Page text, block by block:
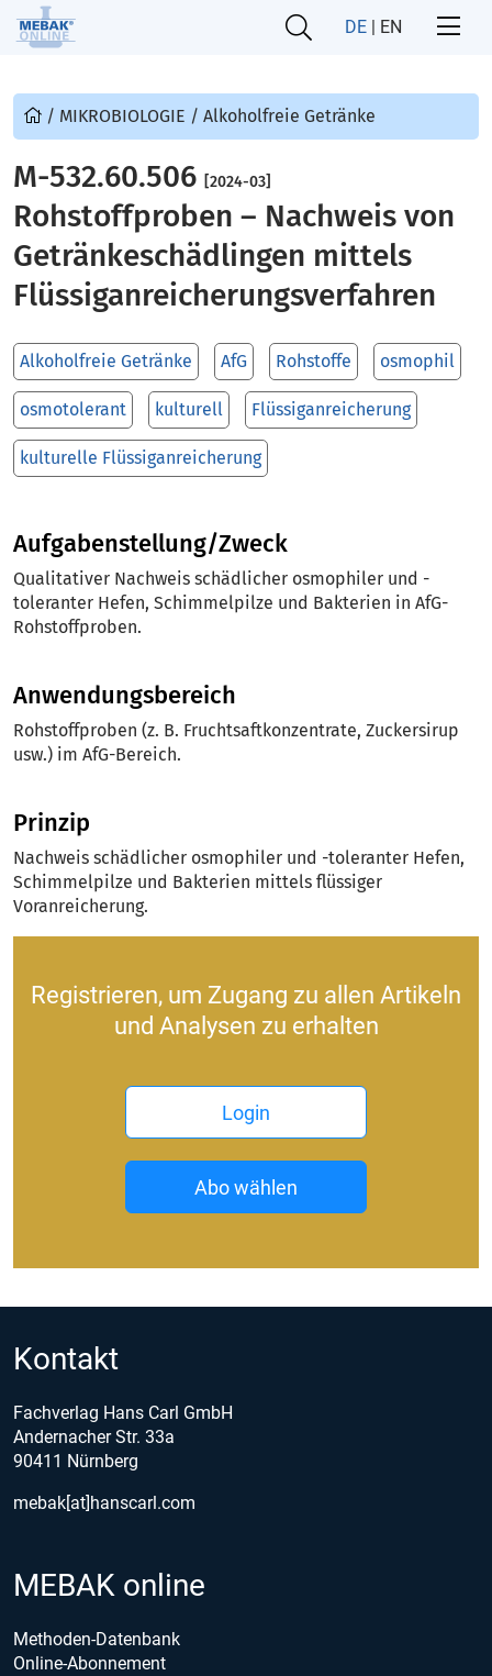
DE | EN
/ MIKROBIOLOGIE / Alkoholfreie Getränke
M-532.60.506 [2024-03]
Rohstoffproben – Nachweis von
Getränkeschädlingen mittels
Flüssiganreicherungsverfahren
Alkoholfreie Getränke AfG Rohstoffe osmophil
osmotolerant kulturell Flüssiganreicherung
kulturelle Flüssiganreicherung
Aufgabenstellung/Zweck
Qualitativer Nachweis schädlicher osmophiler und -
toleranter Hefen, Schimmelpilze und Bakterien in AfG-
Rohstoffproben.
Anwendungsbereich
Rohstoffproben (z. B. Fruchtsaftkonzentrate, Zuckersirup
usw.) im AfG-Bereich.
Prinzip
Nachweis schädlicher osmophiler und -toleranter Hefen,
Schimmelpilze und Bakterien mittels flüssiger
Voranreicherung.
Registrieren, um Zugang zu allen Artikeln
und Analysen zu erhalten
Login
Abo wählen
Kontakt
Fachverlag Hans Carl GmbH
Andernacher Str. 33a
90411 Nürnberg
mebak[at]hanscarl.com
MEBAK online
Methoden-Datenbank
Online-Abonnement